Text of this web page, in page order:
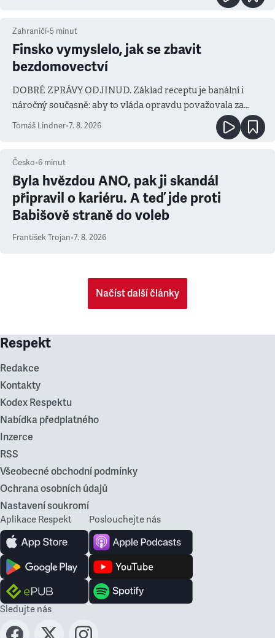
Zahraničí•5 minut
Finsko vymyslelo, jak se zbavit
bezdomovectví
DOBRÉ ZPRÁVY ODJINUD. Základ receptu je banální i
náročný současně: aby to vláda opravdu považovala za
prioritu
Tomáš Lindner•7. 8. 2026
Česko•6 minut
Byla hvězdou ANO, pak ji skandál
připravil o kariéru. A teď jde proti
Babišově straně do voleb
František Trojan•7. 8. 2026
Načíst další články
Respekt
Redakce
Kontakty
Kodex Respektu
Nabídka předplatného
Inzerce
RSS
Všeobecné obchodní podmínky
Ochrana osobních údajů
Nastavení soukromí
Aplikace Respekt Poslouchejte nás
Sledujte nás